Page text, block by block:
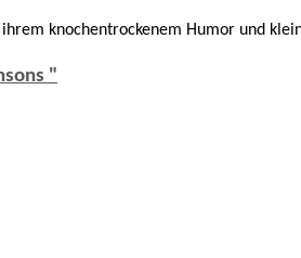
knochentrockenem Humor und
"